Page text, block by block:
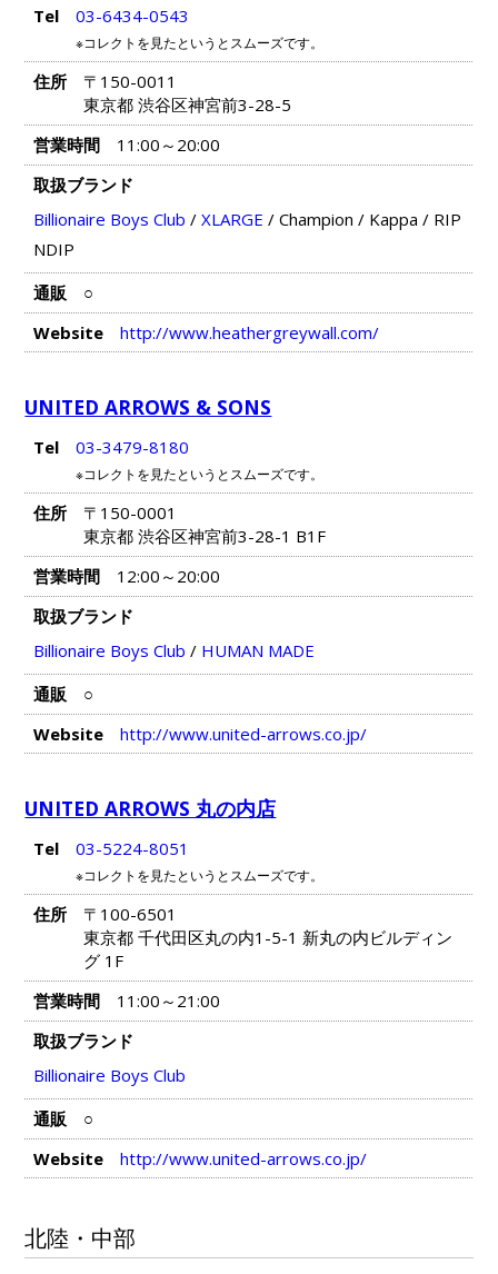
Tel 03-6434-0543
※コレクトを見たというとスムーズです。
住所
〒150-0011
東京都 渋谷区神宮前3-28-5
営業時間
11:00～20:00
取扱ブランド
Billionaire Boys Club / XLARGE / Champion / Kappa / RIP
NDIP
通販
○
Website
http://www.heathergreywall.com/
UNITED ARROWS & SONS
Tel 03-3479-8180
※コレクトを見たというとスムーズです。
住所
〒150-0001
東京都 渋谷区神宮前3-28-1 B1F
営業時間
12:00～20:00
取扱ブランド
Billionaire Boys Club / HUMAN MADE
通販
○
Website
http://www.united-arrows.co.jp/
UNITED ARROWS 丸の内店
Tel 03-5224-8051
※コレクトを見たというとスムーズです。
住所
〒100-6501
東京都 千代田区丸の内1-5-1 新丸の内ビルディン
グ 1F
営業時間
11:00～21:00
取扱ブランド
Billionaire Boys Club
通販
○
Website
http://www.united-arrows.co.jp/
北陸・中部